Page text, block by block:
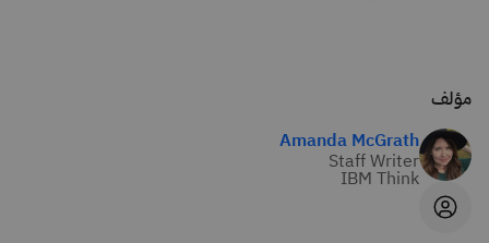
مؤلف
Amanda McGrath
Staff Writer
IBM Think